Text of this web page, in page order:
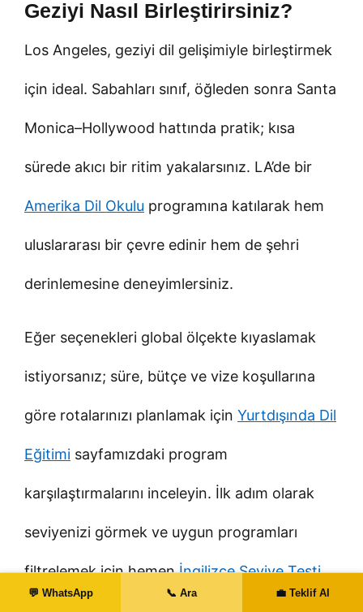
Geziyi Nasıl Birleştirirsiniz?
Los Angeles, geziyi dil gelişimiyle birleştirmek
için ideal. Sabahları sınıf, öğleden sonra Santa
Monica–Hollywood hattında pratik; kısa
sürede akıcı bir ritim yakalarsınız. LA’de bir
Amerika Dil Okulu programına katılarak hem
uluslararası bir çevre edinir hem de şehri
derinlemesine deneyimlersiniz.
Eğer seçenekleri global ölçekte kıyaslamak
istiyorsanız; süre, bütçe ve vize koşullarına
göre rotalarınızı planlamak için Yurtdışında Dil
Eğitimi sayfamızdaki program
karşılaştırmalarını inceleyin. İlk adım olarak
seviyenizi görmek ve uygun programları
filtrelemek için hemenİngilizce Seviye Testi
💬 WhatsApp 📞 Ara 💼 Teklif Al